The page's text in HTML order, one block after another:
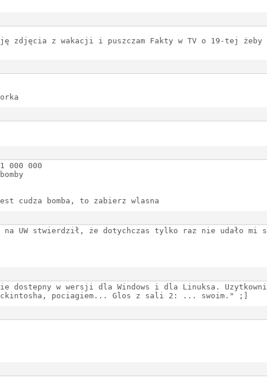
zdjęcia z wakacji i puszczam Fakty w TV o 19-tej żeby
000 000
cudza bomba, to zabierz wlasna
na UW stwierdził, że dotychczas tylko raz nie udało mi
w wersji dla Windows i dla Linuksa.
pociagiem... Glos z sali 2: ... swoim." ;]